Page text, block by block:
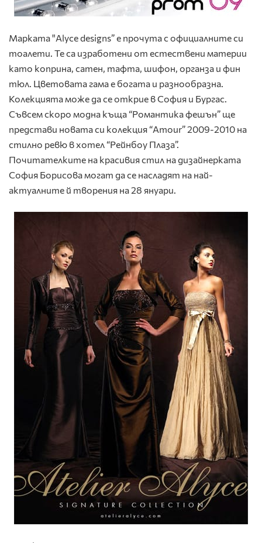
Марката "Alyce designs” е прочута с официалните си
тоалети. Те са изработени от естествени материи
като коприна, сатен, тафта, шифон, органза и фин
тюл. Цветовата гама е богата и разнообразна.
Колекцията може да се открие в София и Бургас.
Съвсем скоро модна къща “Романтика фешън” ще
представи новата си колекция “Amour” 2009-2010 на
стилно ревю в хотел “Рейнбоу Плаза”.
Почитателките на красивия стил на дизайнерката
София Борисова могат да се насладят на най-
актуалните й творения на 28 януари.